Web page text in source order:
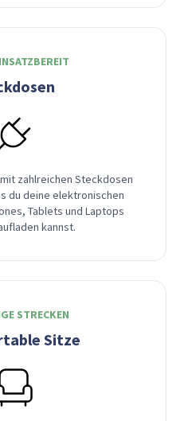
zahlreichen Steckdosen
du deine elektronischen
Tablets und Laptops
kannst.
STRECKEN
Sitze